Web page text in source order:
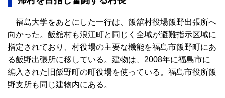
福島大学をあとにした一行は、飯舘村役場飯野出張所へ
向かった。飯舘村も浪江町と同じく全域が避難指示区域に
指定されており、村役場の主要な機能を福島市飯野町にあ
る飯野出張所に移している。建物は、2008年に福島市に
編入された旧飯野町の町役場を使っている。福島市役所飯
野支所も同じ建物内にある。